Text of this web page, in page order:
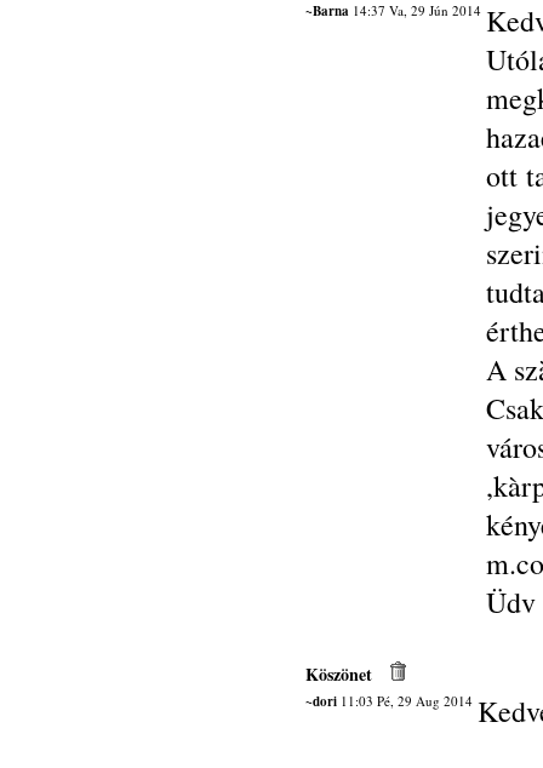
~Barna14:37 Va, 29 Jún 2014
ott
A
Üdv
Köszönet
~dori11:03 Pé, 29 Aug 2014